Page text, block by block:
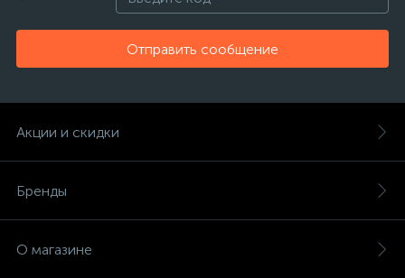
Отправить сообщение
Акции и скидки
Бренды
О магазине